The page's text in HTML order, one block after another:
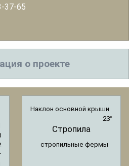
37-65
о проекте
Наклон основной крыши
23°
Стропила
стропильные фермы